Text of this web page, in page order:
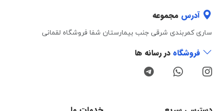
آدرس مجموعه
ساری کمربندی شرقی جنب بیمارستان شفا فروشگاه لقمانی
فروشگاه در رسانه ها